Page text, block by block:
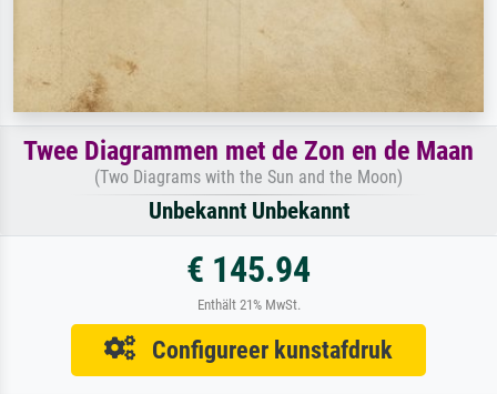
Twee Diagrammen met de Zon en de Maan
(Two Diagrams with the Sun and the Moon)
Unbekannt Unbekannt
€ 145.94
Enthält 21% MwSt.
Configureer kunstafdruk